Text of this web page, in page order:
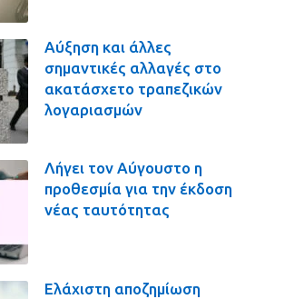
Αύξηση και άλλες
σημαντικές αλλαγές στο
ακατάσχετο τραπεζικών
λογαριασμών
Λήγει τον Αύγουστο η
προθεσμία για την έκδοση
νέας ταυτότητας
Ελάχιστη αποζημίωση